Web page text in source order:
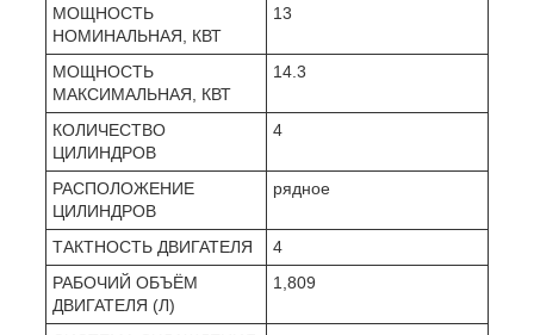
МОЩНОСТЬ
НОМИНАЛЬНАЯ, КВТ
13
МОЩНОСТЬ
МАКСИМАЛЬНАЯ, КВТ
14.3
КОЛИЧЕСТВО
ЦИЛИНДРОВ
4
РАСПОЛОЖЕНИЕ
ЦИЛИНДРОВ
рядное
ТАКТНОСТЬ ДВИГАТЕЛЯ
4
РАБОЧИЙ ОБЪЁМ
ДВИГАТЕЛЯ (Л)
1,809